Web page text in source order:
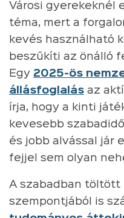
Városi gyerekeknél
téma, mert a
kevés használható
beszűkíti az önálló
Egy 2025-ös
állásfoglalás az
írja, hogy a kinti
kevesebb
és jobb alvással jár
fejjel sem olyan
A szabadban töltött
szempontjából is